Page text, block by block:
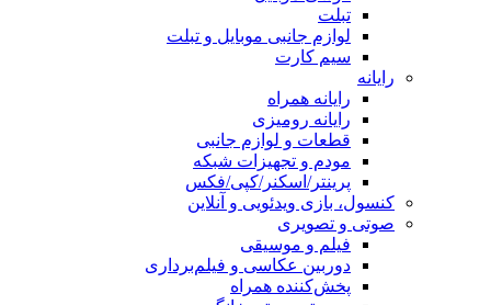
تبلت
لوازم جانبی موبایل و تبلت
سیم کارت
رایانه
رایانه همراه
رایانه رومیزی
قطعات و لوازم جانبی
مودم و تجهیزات شبکه
پرینتر/اسکنر/کپی/فکس
کنسول، بازی‌ ویدئویی و آنلاین
صوتی و تصویری
فیلم و موسیقی
دوربین عکاسی و فیلم‌برداری
پخش‌کننده همراه